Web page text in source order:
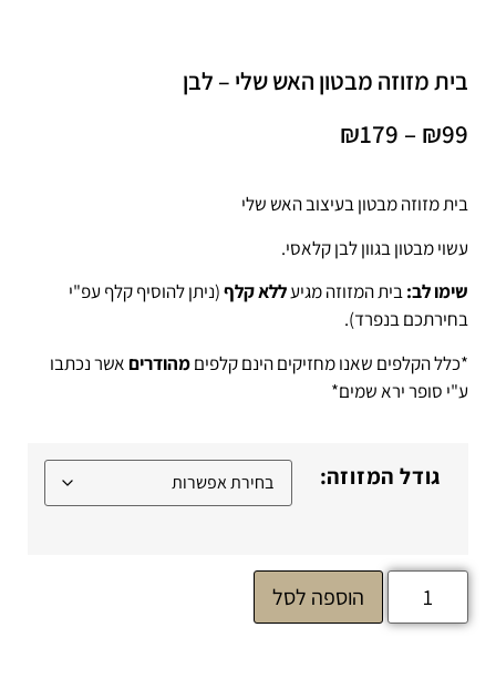
בית מזוזה מבטון האש שלי – לבן
₪99
–
₪179
בית מזוזה מבטון בעיצוב האש שלי
עשוי מבטון בגוון לבן קלאסי.
שימו לב:בית המזוזה מגיעללא קלף(ניתן להוסיף קלף עפ"י
בחירתכם בנפרד).
*כלל הקלפים שאנו מחזיקים הינם קלפיםמהודריםאשר נכתבו
ע"י סופר ירא שמים*
גודל המזוזה:
הוספה לסל